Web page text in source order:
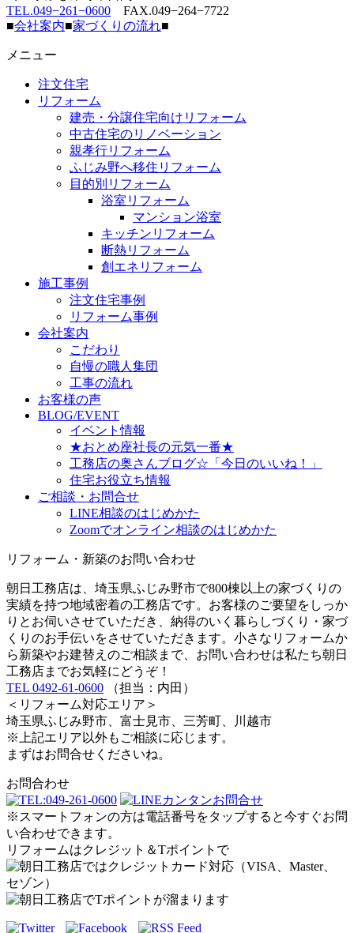
TEL.049−261−0600 FAX.049−264−7722
■会社案内■家づくりの流れ■
メニュー
注文住宅
リフォーム
建売・分譲住宅向けリフォーム
中古住宅のリノベーション
親孝行リフォーム
ふじみ野へ移住リフォーム
目的別リフォーム
浴室リフォーム
マンション浴室
キッチンリフォーム
断熱リフォーム
創エネリフォーム
施工事例
注文住宅事例
リフォーム事例
会社案内
こだわり
自慢の職人集団
工事の流れ
お客様の声
BLOG/EVENT
イベント情報
★おとめ座社長の元気一番★
工務店の奥さんブログ☆「今日のいいね！」
住宅お役立ち情報
ご相談・お問合せ
LINE相談のはじめかた
Zoomでオンライン相談のはじめかた
リフォーム・新築のお問い合わせ
朝日工務店は、埼玉県ふじみ野市で800棟以上の家づくりの
実績を持つ地域密着の工務店です。お客様のご要望をしっか
りとお伺いさせていただき、納得のいく暮らしづくり・家づ
くりのお手伝いをさせていただきます。小さなリフォームか
ら新築やお建替えのご相談まで、お問い合わせは私たち朝日
工務店までお気軽にどうぞ！
TEL 0492-61-0600 （担当：内田）
＜リフォーム対応エリア＞
埼玉県ふじみ野市、富士見市、三芳町、川越市
※上記エリア以外もご相談に応じます。
まずはお問合せくださいね。
お問合わせ
※スマートフォンの方は電話番号をタップすると今すぐお問
い合わせできます。
リフォームはクレジット＆Tポイントで